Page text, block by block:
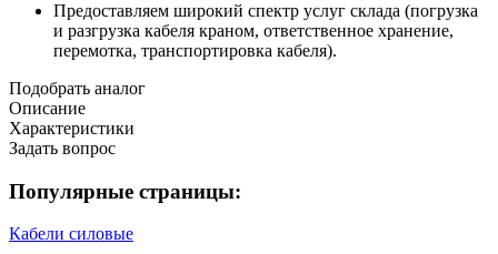
Предоставляем широкий спектр услуг склада (погрузка
и разгрузка кабеля краном, ответственное хранение,
перемотка, транспортировка кабеля).
Подобрать аналог
Описание
Характеристики
Задать вопрос
Популярные страницы:
Кабели силовые